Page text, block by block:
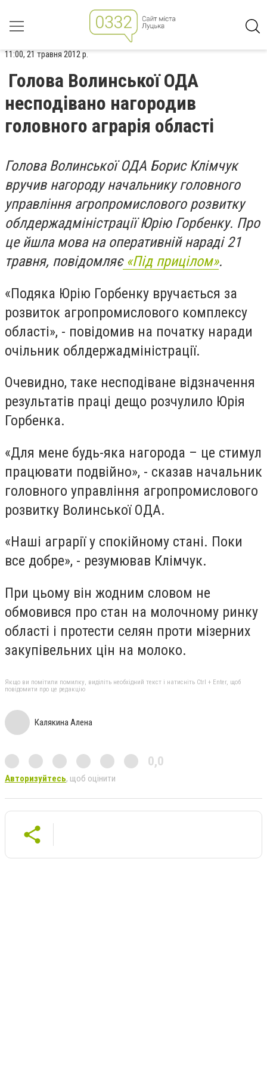
11:00, 21 травня 2012 р.
Голова Волинської ОДА
несподівано нагородив
головного аграрія області
Голова Волинської ОДА Борис Клімчук
вручив нагороду начальнику головного
управління агропромислового розвитку
облдержадміністрації Юрію Горбенку. Про
це йшла мова на оперативній нараді 21
травня, повідомляє«Під прицілом».
«Подяка Юрію Горбенку вручається за
розвиток агропромислового комплексу
області», - повідомив на початку наради
очільник облдержадміністрації.
Очевидно, таке несподіване відзначення
результатів праці дещо розчулило Юрія
Горбенка.
«Для мене будь-яка нагорода – це стимул
працювати подвійно», - сказав начальник
головного управління агропромислового
розвитку Волинської ОДА.
«Наші аграрії у спокійному стані. Поки
все добре», - резумював Клімчук.
При цьому він жодним словом не
обмовився про стан на молочному ринку
області і протести селян проти мізерних
закупівельних цін на молоко.
Якщо ви помітили помилку, виділіть необхідний текст і натисніть Ctrl + Enter, щоб
повідомити про це редакцію
Калякина Алена
0,0
Авторизуйтесь, щоб оцінити